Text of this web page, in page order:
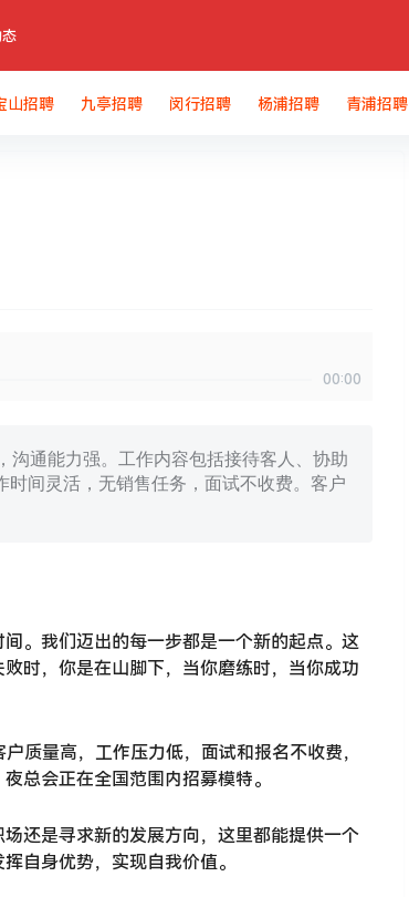
山招聘 九亭招聘 闵行招聘 杨浦招聘 青浦招聘
00:00
沟通能力强。工作内容包括接待客人、协助
间灵活，无销售任务，面试不收费。客户
。我们迈出的每一步都是一个新的起点。这
时，你是在山脚下，当你磨练时，当你成功
量高，工作压力低，面试和报名不收费，
总会正在全国范围内招募模特。
还是寻求新的发展方向，这里都能提供一个
自身优势，实现自我价值。